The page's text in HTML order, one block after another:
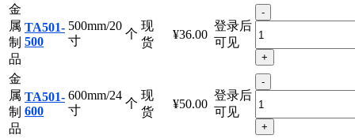
品
+
金
属
制
品
TA501-
500mm/20
现
登录后
-
+
金
属
制
TA501-
600mm/24
现
登录后
-